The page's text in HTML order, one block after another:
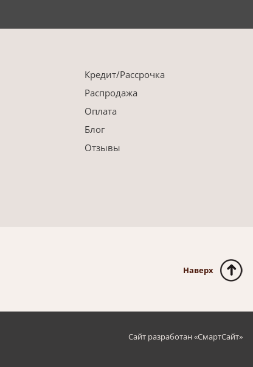
Кредит/Рассрочка
Распродажа
Оплата
Блог
Отзывы
Наверх
Сайт разработан «СмартСайт»